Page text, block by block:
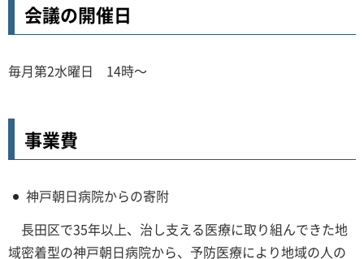
会議の開催日
毎月第2水曜日 14時～
事業費
神戸朝日病院からの寄附
長田区で35年以上、治し支える医療に取り組んできた地
域密着型の神戸朝日病院から、予防医療により地域の人の